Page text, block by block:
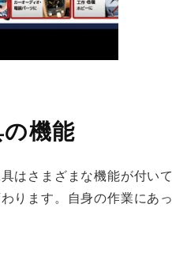
機能
はさまざまな機能が付い
ります。自身の作業にあ